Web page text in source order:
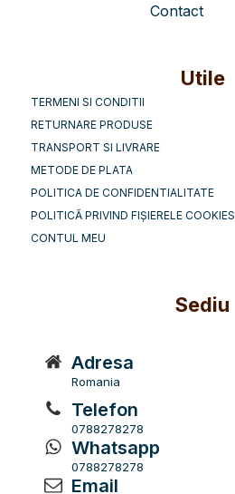
Contact
Utile
TERMENI SI CONDITII
RETURNARE PRODUSE
TRANSPORT SI LIVRARE
METODE DE PLATA
POLITICA DE CONFIDENTIALITATE
POLITICĂ PRIVIND FIȘIERELE COOKIES
CONTUL MEU
Sediu
Adresa
Romania
Telefon
0788278278
Whatsapp
0788278278
Email